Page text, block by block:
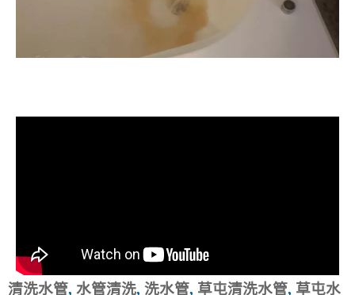
清洗水管, 水管清洗, 洗水管, 草屯清洗水管, 草屯水